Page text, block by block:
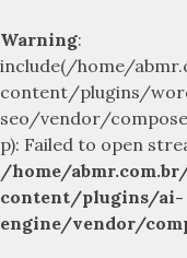
Warning:
include(/home/
content/plugins/
seo/vendor/
p): Failed to open
/home/
content/plugins/ai-
engine/vendor/